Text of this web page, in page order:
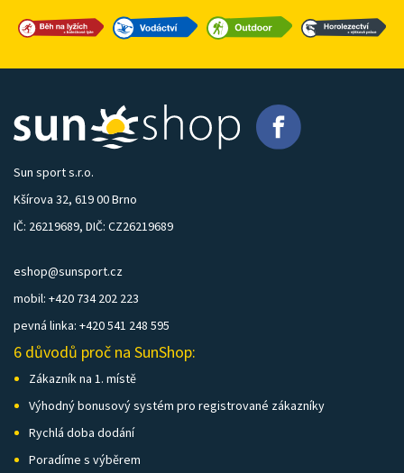
Sun sport s.r.o.
Kšírova 32, 619 00 Brno
IČ: 26219689, DIČ: CZ26219689
eshop@sunsport.cz
mobil: +420 734 202 223
pevná linka: +420 541 248 595
6 důvodů proč na SunShop:
Zákazník na 1. místě
Výhodný bonusový systém pro registrované zákazníky
Rychlá doba dodání
Poradíme s výběrem